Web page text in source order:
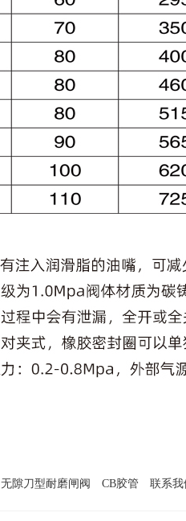
无隙刀型耐磨闸阀 CB胶管 联系我